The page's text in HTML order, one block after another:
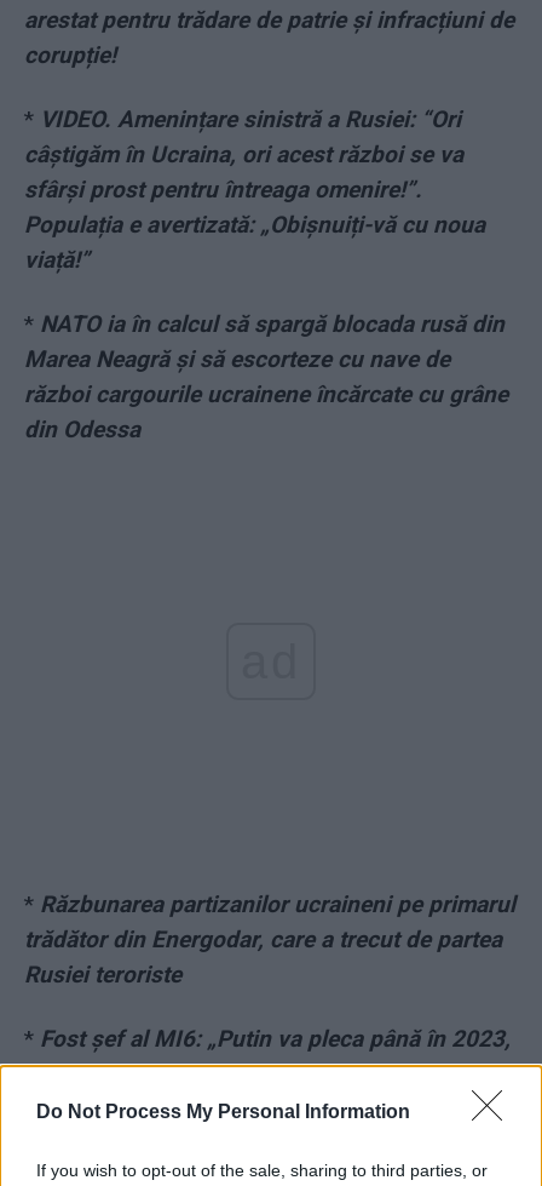
Do Not Process My Personal Information
If you wish to opt-out of the sale, sharing to third parties, or
arestat pentru trădare de patrie și infracțiuni de
corupție!
* VIDEO. Amenințare sinistră a Rusiei: “Ori
câștigăm în Ucraina, ori acest război se va
sfârși prost pentru întreaga omenire!”.
Populația e avertizată: „Obișnuiți-vă cu noua
viață!”
* NATO ia în calcul să spargă blocada rusă din
Marea Neagră și să escorteze cu nave de
război cargourile ucrainene încărcate cu grâne
din Odessa
* Răzbunarea partizanilor ucraineni pe primarul
trădător din Energodar, care a trecut de partea
Rusiei teroriste
* Fost șef al MI6: „Putin va pleca până în 2023,
dar probabil în sanatoriu, de unde nu va ieși ca
lider al Rusiei”
*Dezvăluiri-șoc: cancelarul Germaniei era omul